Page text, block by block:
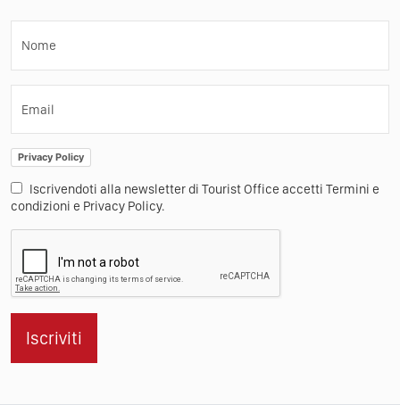
Nome
Email
Privacy Policy
Iscrivendoti alla newsletter di Tourist Office accetti Termini e
condizioni e Privacy Policy.
Iscriviti